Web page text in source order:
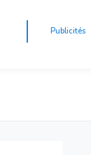
Publicités